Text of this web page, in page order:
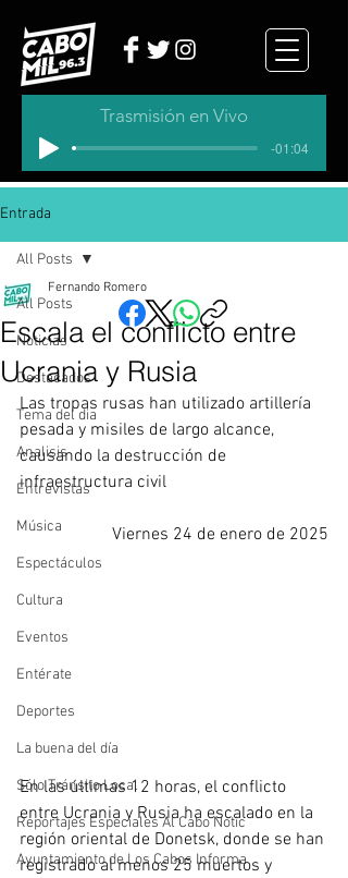
Trasmisión en Vivo
-01:04
Entrada
All Posts
Noticias
Destacados
Tema del dia
Analisis
Entrevistas
Música
Espectáculos
Cultura
Eventos
Entérate
Deportes
La buena del día
Sólo Tránsito Local
Reportajes Especiales Al Cabo Notic
Ayuntamiento de Los Cabos Informa
All Posts
Escala el conflicto entre
Ucrania y Rusia
Fernando Romero
Las tropas rusas han utilizado artillería
pesada y misiles de largo alcance,
causando la destrucción de
infraestructura civil
Viernes 24 de enero de 2025
En las últimas 12 horas, el conflicto
entre Ucrania y Rusia ha escalado en la
región oriental de Donetsk, donde se han
registrado al menos 25 muertos y